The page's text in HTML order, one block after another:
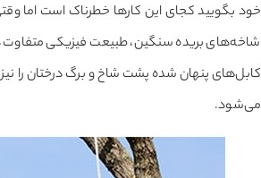
خود بگویید کجای این کارها خطرناک است اما وقتی
شاخه‌های بریده سنگین، طبیعت فیزیکی متفاوت
کابل‌های پنهان شده پشت شاخ و برگ درختان را نیز
می‌شود.